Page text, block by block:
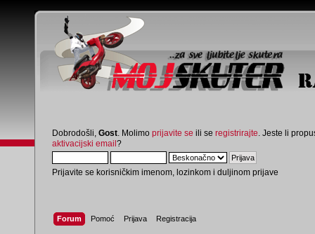
Dobrodošli, Gost . Molimo prijavite se ili se registrirajte . Jeste li
aktivacijski email?
Prijavite se korisničkim imenom, lozinkom i duljinom prijave
Forum Pomoć Prijava Registracija